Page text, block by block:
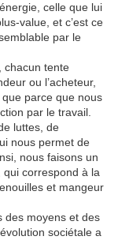
celle que lui
value, et c’est ce
par le
chacun tente
ou l’acheteur,
que parce que nous
par le travail.
luttes, de
nous permet de
nous faisons un
qui correspond à la
et mangeur
des moyens et des
sociétale a